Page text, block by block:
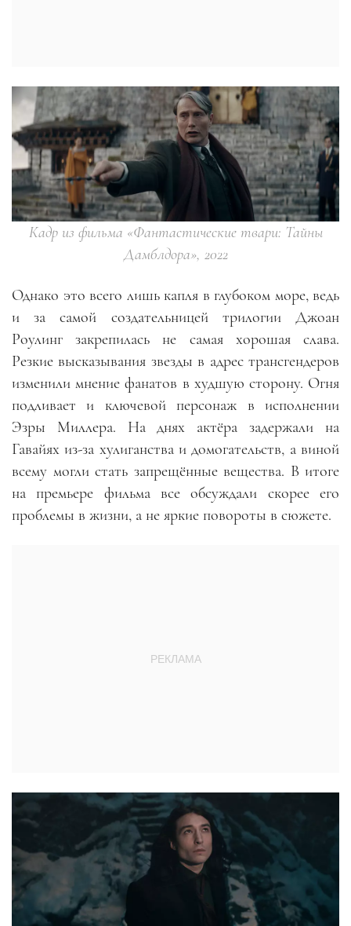
Кадр из фильма «Фантастические твари: Тайны
Дамблдора», 2022
Однако это всего лишь капля в глубоком море, ведь
и за самой создательницей трилогии Джоан
Роулинг закрепилась не самая хорошая слава.
Резкие высказывания звезды в адрес трансгендеров
изменили мнение фанатов в худшую сторону. Огня
подливает и ключевой персонаж в исполнении
Эзры Миллера. На днях актёра задержали на
Гавайях из-за хулиганства и домогательств, а виной
всему могли стать запрещённые вещества. В итоге
на премьере фильма все обсуждали скорее его
проблемы в жизни, а не яркие повороты в сюжете.